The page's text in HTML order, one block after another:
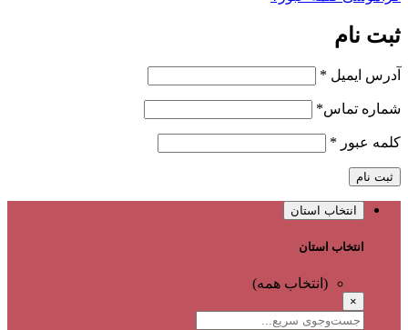
ثبت نام
آدرس ایمیل *
شماره تماس*
کلمه عبور *
ثبت نام
انتخاب استان
انتخاب استان
(انتخاب همه)
×